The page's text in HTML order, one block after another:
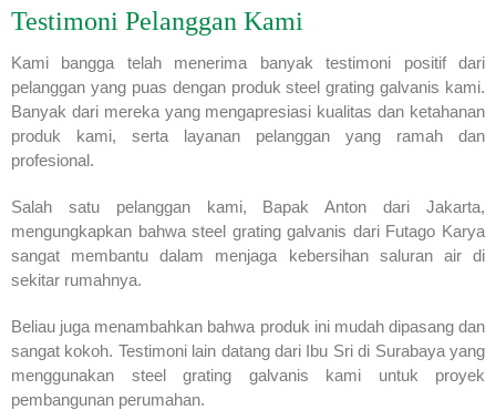
Testimoni Pelanggan Kami
Kami bangga telah menerima banyak testimoni positif dari
pelanggan yang puas dengan produk steel grating galvanis kami.
Banyak dari mereka yang mengapresiasi kualitas dan ketahanan
produk kami, serta layanan pelanggan yang ramah dan
profesional.
Salah satu pelanggan kami, Bapak Anton dari Jakarta,
mengungkapkan bahwa steel grating galvanis dari Futago Karya
sangat membantu dalam menjaga kebersihan saluran air di
sekitar rumahnya.
Beliau juga menambahkan bahwa produk ini mudah dipasang dan
sangat kokoh. Testimoni lain datang dari Ibu Sri di Surabaya yang
menggunakan steel grating galvanis kami untuk proyek
pembangunan perumahan.